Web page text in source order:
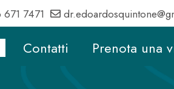
7471
Contatti Prenota una